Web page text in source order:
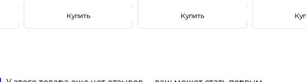
Купить Купить